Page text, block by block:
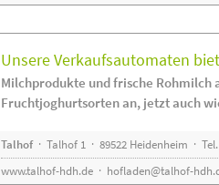
Unsere Verkaufsautomaten
Milchprodukte und frische Rohmilch
Fruchtjoghurtsorten an, jetzt auch
Talhof· Talhof 1 · 89522 Heidenheim · Tel.
www.talhof-hdh.de· hofladen@talhof-